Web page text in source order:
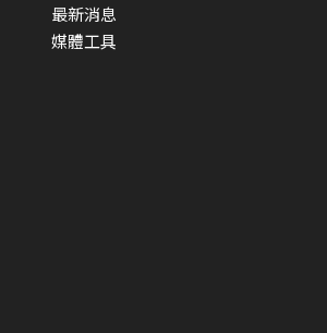
最新消息
媒體工具